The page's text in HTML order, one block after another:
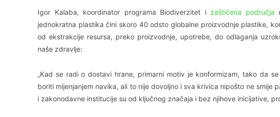
Igor Kalaba, koordinator programa Biodiverzitet i zaštićena područja
jednokratna plastika čini skoro 40 odsto globalne proizvodnje plastike,
od ekstrakcije resursa, preko proizvodnje, upotrebe, do odlaganja
naše zdravlje:
„Kad se radi o dostavi hrane, primarni motiv je konformizam, tako da
boriti mijenjanjem navika, ali to nije dovoljno i sva krivica nipošto ne smije
i zakonodavne institucije su od ključnog značaja i bez njihove inicijative,